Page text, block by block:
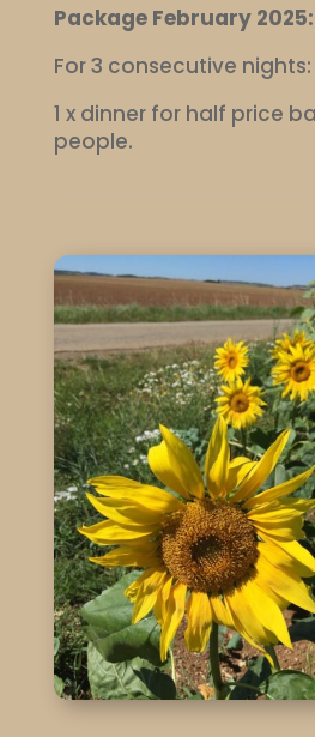
Package February 2025:
For 3 consecutive nights:
1 x dinner for half price
people.